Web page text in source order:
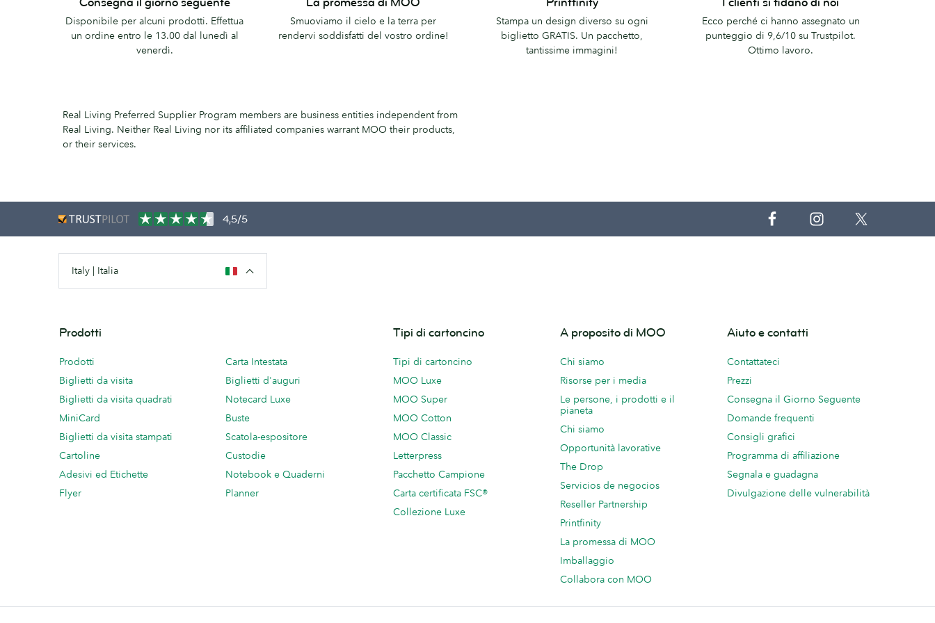
giorno
Disponibile per alcuni prodotti. Effettua
un ordine entro le 13.00 dal lunedì al
venerdì.
Smuoviamo il cielo e la terra per
rendervi soddisfatti del vostro ordine!
Stampa un design diverso su ogni
biglietto GRATIS. Un pacchetto,
tantissime immagini!
fidano
Ecco perché ci hanno assegnato un
punteggio di 9,6/10 su Trustpilot.
Ottimo lavoro.
Real Living Preferred Supplier Program members are business entities independent from
Real Living. Neither Real Living nor its affiliated companies warrant MOO their products,
or their services.
4,5/5
Italy | Italia
Prodotti
Prodotti
Biglietti da visita
Biglietti da visita quadrati
MiniCard
Biglietti da visita stampati
Cartoline
Adesivi ed Etichette
Flyer
Carta Intestata
Biglietti d'auguri
Notecard Luxe
Buste
Scatola-espositore
Custodie
Notebook e Quaderni
Planner
Tipi di cartoncino
Tipi di cartoncino
MOO Luxe
MOO Super
MOO Cotton
MOO Classic
Letterpress
Pacchetto Campione
Carta certificata FSC®
Collezione Luxe
A proposito di MOO
Chi siamo
Risorse per i media
Le persone, i prodotti e il
pianeta
Chi siamo
Opportunità lavorative
The Drop
Servicios de negocios
Reseller Partnership
Printfinity
La promessa di MOO
Imballaggio
Collabora con MOO
Aiuto e contatti
Contattateci
Prezzi
Consegna il Giorno Seguente
Domande frequenti
Consigli grafici
Programma di affiliazione
Segnala e guadagna
Divulgazione delle vulnerabilità